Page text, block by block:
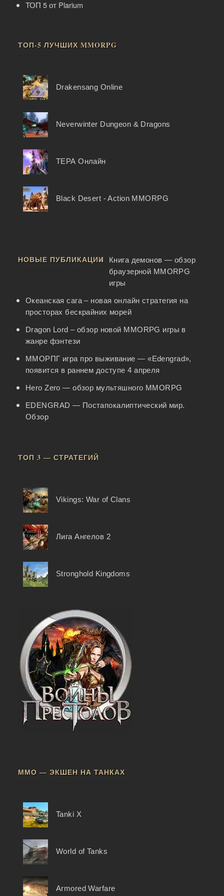
ТОП 5 от Plarium
ТОП-5 ЛУЧШИХ MMORPG
Drakensang Online
Neverwinter Dungeon & Dragons
ТЕРА Онлайн
Black Desert - Action MMORPG
НОВЫЕ ПУБЛИКАЦИИ
Книга демонов — обзор
браузерной MMORPG
игры
Океанская сага – новая онлайн стратегия на
просторах бескрайних морей
Dragon Lord – обзор новой MMORPG игры в
жанре фэнтези
ММОРПГ игра про выживание — «Edengrad»,
появится в раннем доступе 4 апреля
Hero Zero — обзор мультяшного MMORPG
EDENGRAD — Постапокалиптический мир.
Обзор
ТОП 3 — СТРАТЕГИЙ
Vikings: War of Clans
Лига Ангелов 2
Stronghold Kingdoms
ММО — ЭКШЕН НА ТАНКАХ
Tanki X
World of Tanks
Armored Warfare